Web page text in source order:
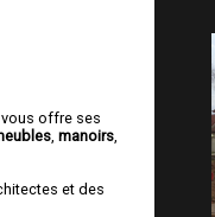
vous offre ses
,manoirs
et des